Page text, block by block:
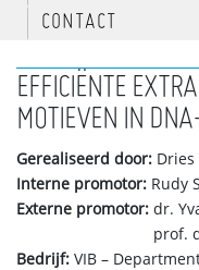
CONTACT
EFFICIËNTE
MOTIEVEN IN
Gerealiseerd door: Dries
Interne promotor: Rudy
Externe promotor: dr.
prof.
Bedrijf: VIB –